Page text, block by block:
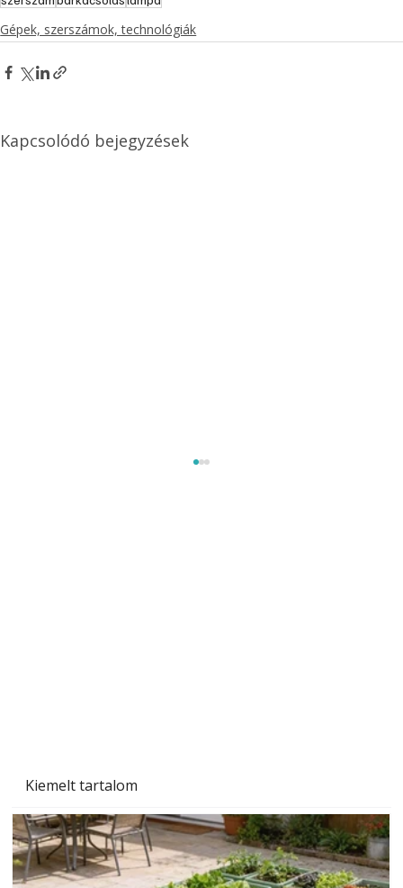
Kiemelt tartalom
Gépek, szerszámok, technológiák
Kapcsolódó bejegyzések